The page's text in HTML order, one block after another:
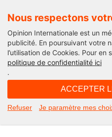
Nous respectons
Opinion Internationale est un
publicité. En poursuivant votre
l’utilisation de Cookies. Pour
politique de confidentialité ici
.
ACCEPTER
Refuser Je paramètre mes
Edito
Michel Taube